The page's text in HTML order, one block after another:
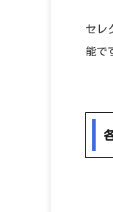
セレ
能で